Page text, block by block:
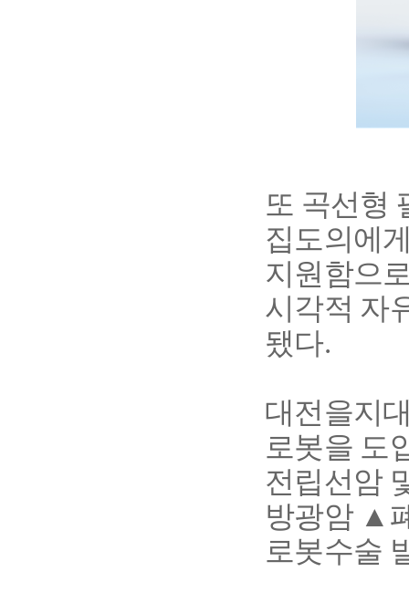
또 곡선형
집도의에
지원함으
시각적 자
됐다.
대전을지
로봇을 도
전립선암
방광암 ▲
로봇수술